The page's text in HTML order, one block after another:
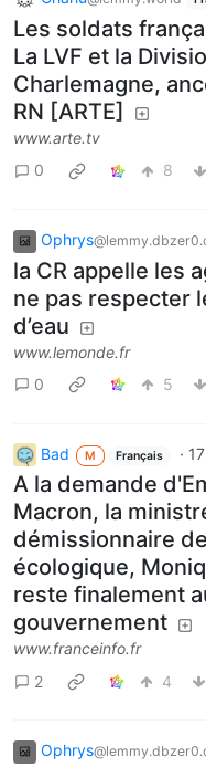
Les soldats
La LVF et la
Charlemagne,
RN [ARTE]
www.arte.tv
0
8
Ophrys
la CR appelle les
ne pas respecter
d’eau
www.lemonde.fr
0
5
Bad M Français ·
A la demande
Macron, la
démissionnaire
écologique,
reste finalement
gouvernement
www.franceinfo.fr
2
4
Ophrys